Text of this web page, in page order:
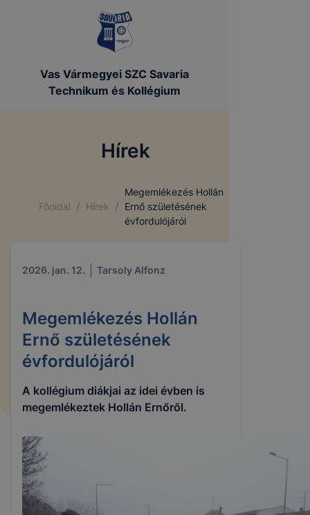
Vas Vármegyei SZC Savaria
Technikum és Kollégium
Hírek
Főoldal / Hírek /
Megemlékezés Hollán
Ernő születésének
évfordulójáról
2026. jan. 12. Tarsoly Alfonz
Megemlékezés Hollán
Ernő születésének
évfordulójáról
A kollégium diákjai az idei évben is
megemlékeztek Hollán Ernőről.